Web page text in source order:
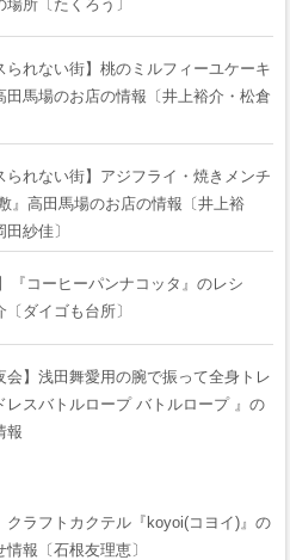
所〔たくろう〕
られない街】桃のミルフィーユケーキ
田馬場のお店の情報〔井上裕介・松倉
られない街】アジフライ・焼きメンチ
』高田馬場のお店の情報〔井上裕
紗佳〕
『コーヒーパンナコッタ』のレシ
ダイゴも台所〕
会】浅田舞愛用の腕で振って全身トレ
レスバトルロープ バトルロープ 』の
報
クラフトカクテル『koyoi(コヨイ)』の
報〔石根友理恵〕